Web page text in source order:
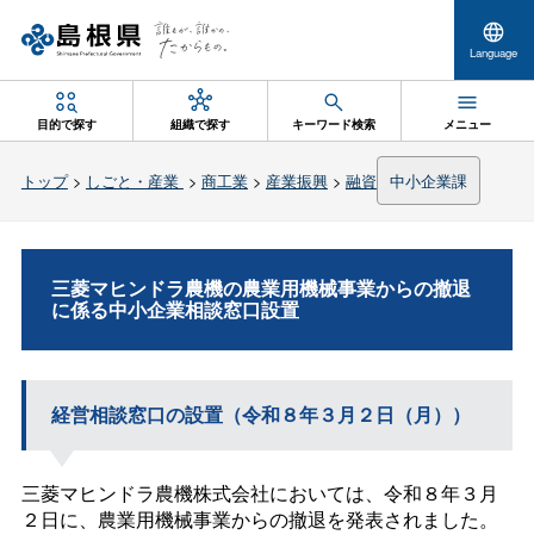
Language
目的で探す 組織で探す キーワード検索 メニュー
トップ> しごと・産業 > 商工業> 産業振興> 融資 中小企業課
三菱マヒンドラ農機の農業用機械事業からの撤退
に係る中小企業相談窓口設置
経営相談窓口の設置（令和８年３月２日（月））
三菱マヒンドラ農機株式会社においては、令和８年３月
２日に、農業用機械事業からの撤退を発表されました。